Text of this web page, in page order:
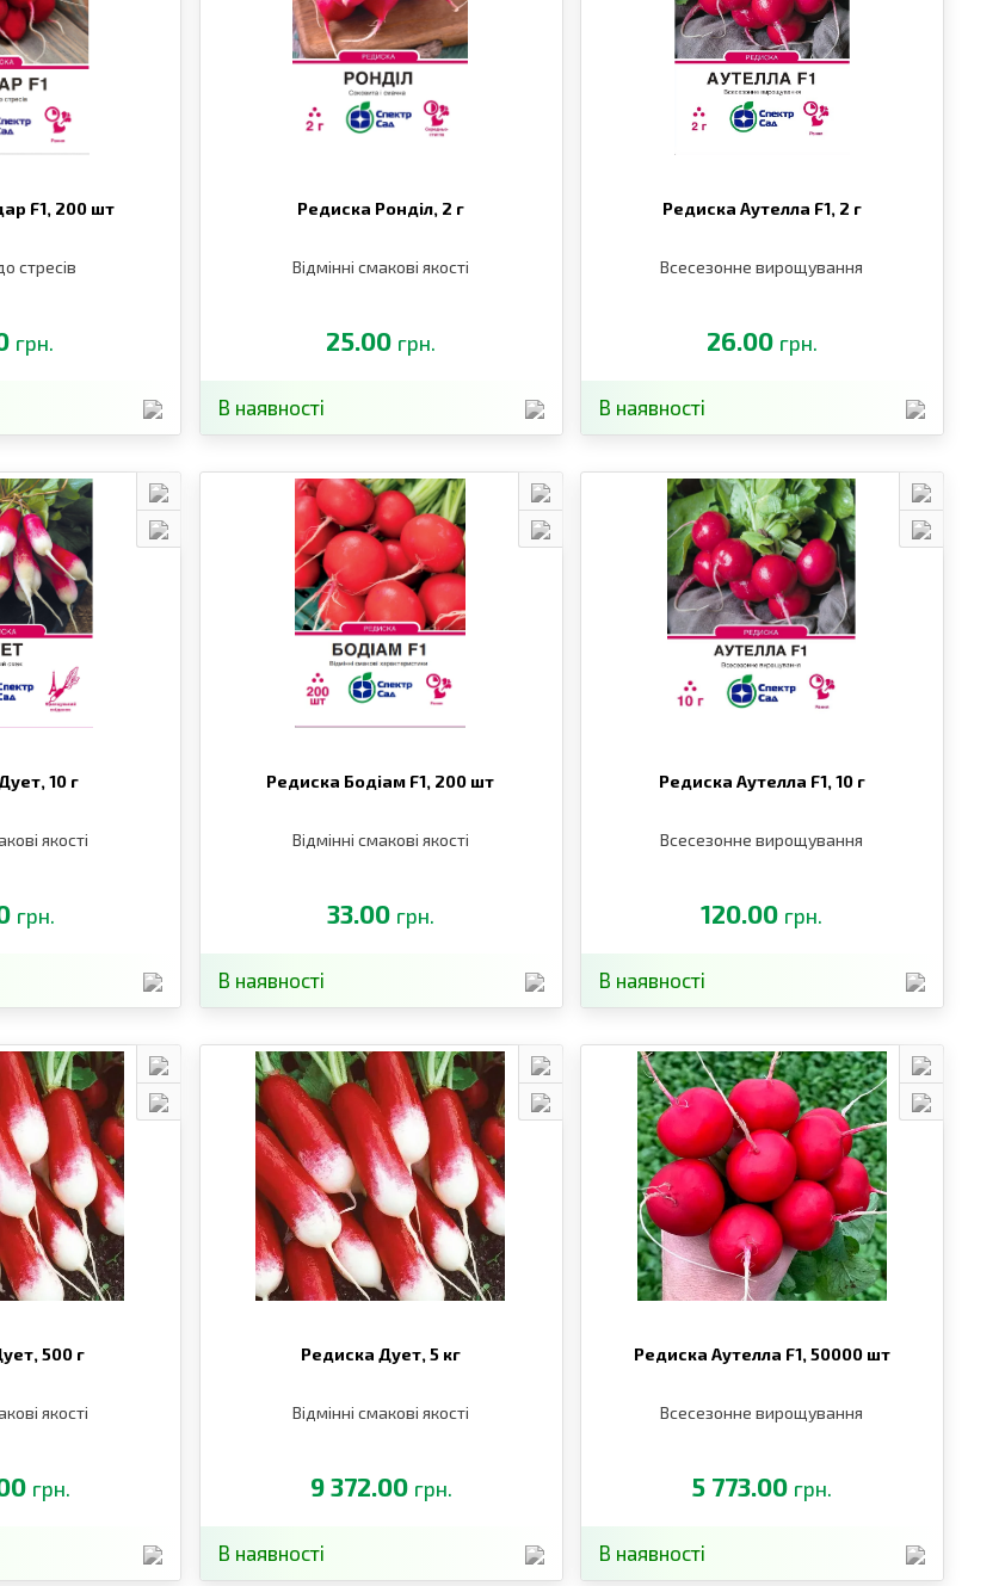
F1, 200 шт
стресів
грн.
Редиска Ронділ, 2 г
Відмінні смакові якості
25.00 грн.
В наявності
Редиска Аутелла F1, 2 г
Всесезонне вирощування
26.00 грн.
В наявності
10 г
якості
грн.
Редиска Бодіам F1, 200 шт
Відмінні смакові якості
33.00 грн.
В наявності
Редиска Аутелла F1, 10 г
Всесезонне вирощування
120.00 грн.
В наявності
500 г
якості
грн.
Редиска Дует, 5 кг
Відмінні смакові якості
9 372.00 грн.
В наявності
Редиска Аутелла F1, 50000 шт
Всесезонне вирощування
5 773.00 грн.
В наявності